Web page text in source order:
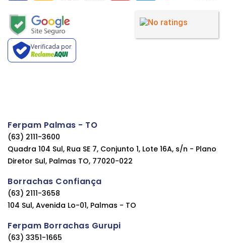
Verificada por
Ferpam Palmas - TO
(63) 2111-3600
Quadra 104 Sul, Rua SE 7, Conjunto 1, Lote 16A, s/n - Plano
Diretor Sul, Palmas TO, 77020-022
Borrachas Confiança
(63) 2111-3658
104 Sul, Avenida Lo-01, Palmas - TO
Ferpam Borrachas Gurupi
(63) 3351-1665